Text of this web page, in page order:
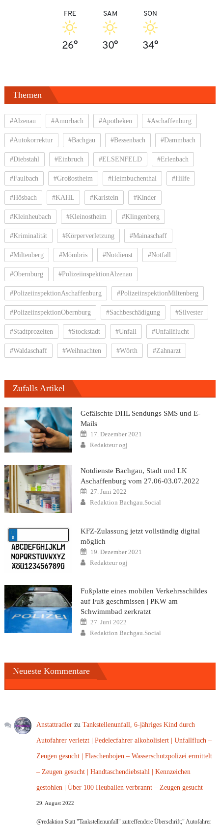
FRE
26°
SAM
30°
SON
34°
Themen
#Alzenau #Amorbach #Apotheken #Aschaffenburg
#Autokorrektur #Bachgau #Bessenbach #Dammbach
#Diebstahl #Einbruch #ELSENFELD #Erlenbach
#Faulbach #Großostheim #Heimbuchenthal #Hilfe
#Hösbach #KAHL #Karlstein #Kinder
#Kleinheubach #Kleinostheim #Klingenberg
#Kriminalität #Körperverletzung #Mainaschaff
#Miltenberg #Mömbris #Notdienst #Notfall
#Obernburg #PolizeiinspektionAlzenau
#PolizeiinspektionAschaffenburg #PolizeiinspektionMiltenberg
#PolizeiinspektionObernburg #Sachbeschädigung #Silvester
#Stadtprozelten #Stockstadt #Unfall #Unfallflucht
#Waldaschaff #Weihnachten #Wörth #Zahnarzt
Zufalls Artikel
Gefälschte DHL Sendungs SMS und E-
Mails
Posted
on
17. Dezember 2021
Author
Redakteur ogj
Notdienste Bachgau, Stadt und LK
Aschaffenburg vom 27.06-03.07.2022
Posted
on
27. Juni 2022
Author
Redaktion Bachgau.Social
KFZ-Zulassung jetzt vollständig digital
möglich
Posted
on
19. Dezember 2021
Author
Redakteur ogj
Fußplatte eines mobilen Verkehrsschildes
auf Fuß geschmissen | PKW am
Schwimmbad zerkratzt
Posted
on
27. Juni 2022
Author
Redaktion Bachgau.Social
Neueste Kommentare
Anstattradler zuTankstellenunfall, 6-jähriges Kind durch
Autofahrer verletzt | Pedelecfahrer alkoholisiert | Unfallfluch –
Zeugen gesucht | Flaschenbojen – Wasserschutzpolizei ermittelt
– Zeugen gesucht | Handtaschendiebstahl | Kennzeichen
gestohlen | Über 100 Heuballen verbrannt – Zeugen gesucht
29. August 2022
@redaktion Statt "Tankstellenunfall" zutreffendere Überschrift;" Autofahrer